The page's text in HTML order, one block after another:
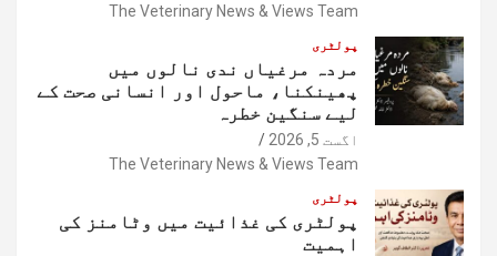
The Veterinary News & Views Team
پولٹری
مردہ مرغیاں ندی نالوں میں
پھینکنا، ماحول اور انسانی صحت کے
لیے سنگین خطرہ
اگست 5, 2026
The Veterinary News & Views Team
پولٹری
پولٹری کی غذائیت میں وٹامنز کی
اہمیت